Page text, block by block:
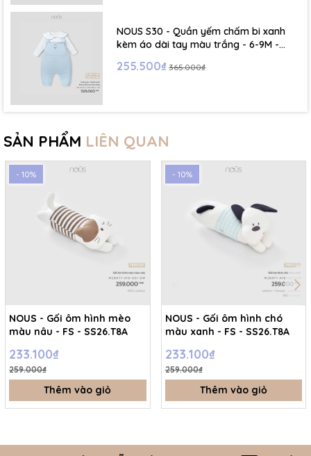
NOUS S30 - Quần yếm chấm bi xanh
kèm áo dài tay màu trắng - 6-9M -
255.500₫ 365.000₫
SẢN PHẨM LIÊN QUAN
- 10%
NOUS - Gối ôm hình mèo
màu nâu - FS - SS26.T8A
233.100₫
259.000₫
Thêm vào giỏ
- 10%
NOUS - Gối ôm hình chó
màu xanh - FS - SS26.T8A
233.100₫
259.000₫
Thêm vào giỏ